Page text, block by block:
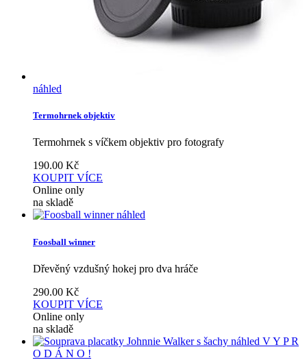
náhled
Termohrnek objektiv
Termohrnek s víčkem objektiv pro fotografy
190.00 Kč
KOUPIT VÍCE
Online only
na skladě
náhled
Foosball winner
Dřevěný vzdušný hokej pro dva hráče
290.00 Kč
KOUPIT VÍCE
Online only
na skladě
náhled V Y P R
O D Á N O !